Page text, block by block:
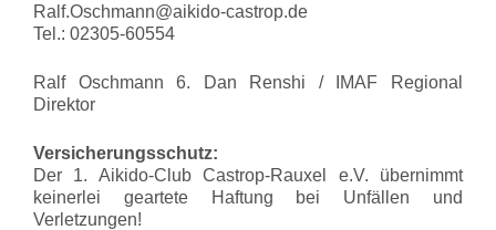
Ralf.Oschmann@aikido-castrop.de
Tel.: 02305-60554
Ralf Oschmann 6. Dan Renshi / IMAF Regional
Direktor
Versicherungsschutz:
Der 1. Aikido-Club Castrop-Rauxel e.V. übernimmt
keinerlei geartete Haftung bei Unfällen und
Verletzungen!